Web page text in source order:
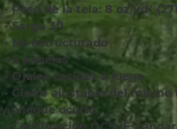
• Peso de la tela: 8 oz/yd²
• Sarga 3/1
• No estructurado
• 6 paneles
• Ojales cosidos a juego
y pliegue oculto.